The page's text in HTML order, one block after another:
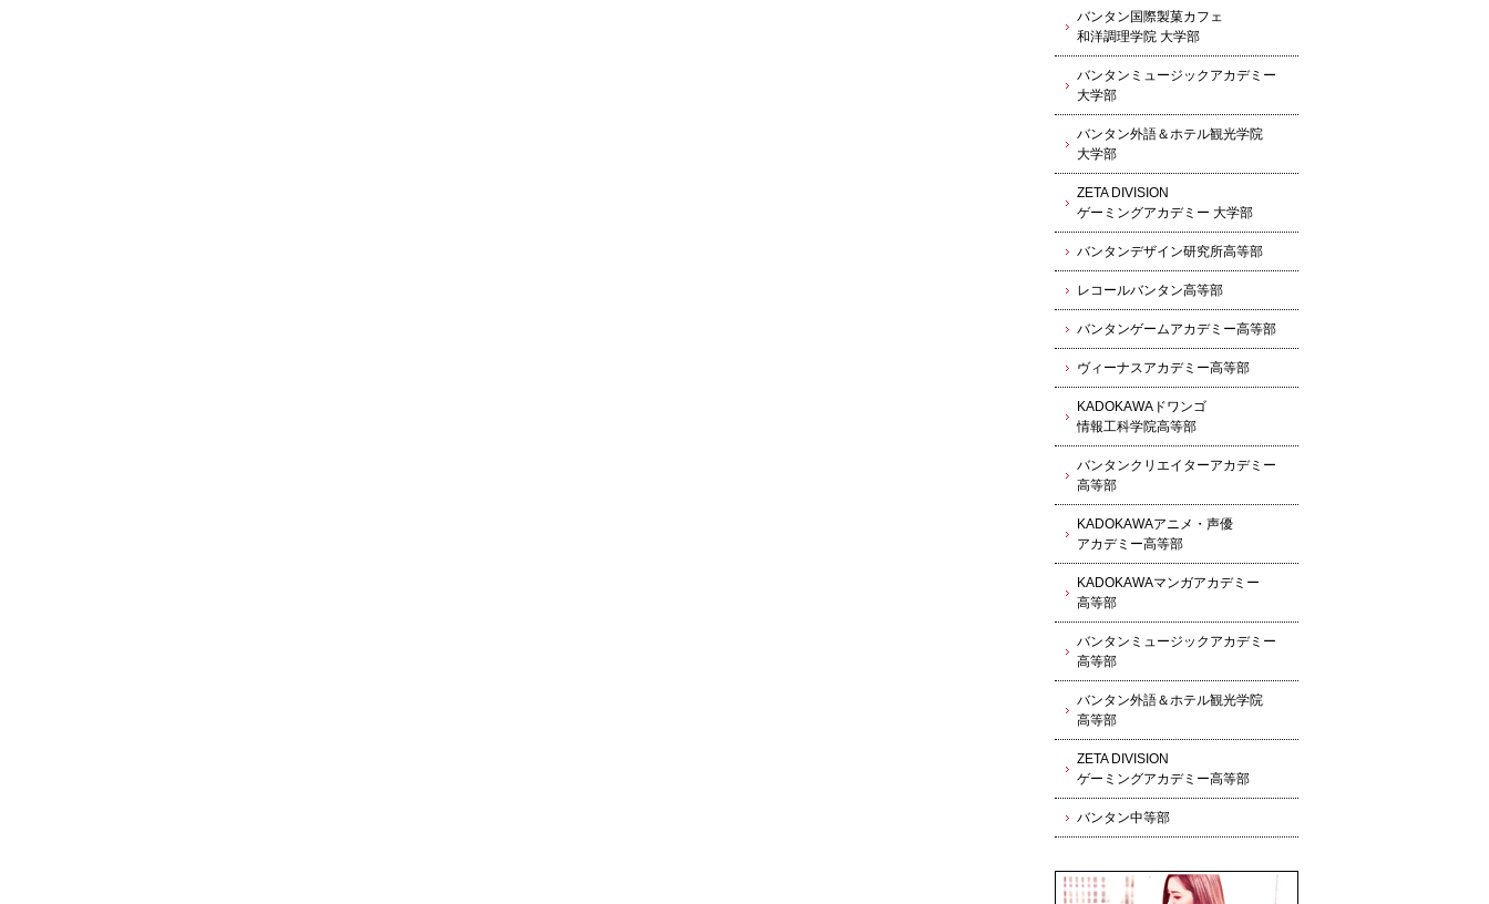
バンタン国際製菓カフェ
和洋調理学院 大学部
バンタンミュージックアカデミー
大学部
バンタン外語＆ホテル観光学院
大学部
ZETA DIVISION
ゲーミングアカデミー 大学部
バンタンデザイン研究所高等部
レコールバンタン高等部
バンタンゲームアカデミー高等部
ヴィーナスアカデミー高等部
KADOKAWAドワンゴ
情報工科学院高等部
バンタンクリエイターアカデミー
高等部
KADOKAWAアニメ・声優
アカデミー高等部
KADOKAWAマンガアカデミー
高等部
バンタンミュージックアカデミー
高等部
バンタン外語＆ホテル観光学院
高等部
ZETA DIVISION
ゲーミングアカデミー高等部
バンタン中等部